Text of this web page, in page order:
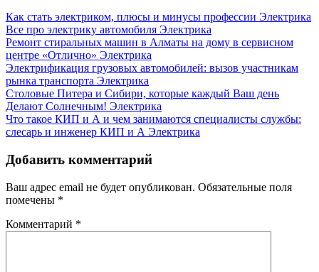
Как стать электриком, плюсы и минусы профессии Электрика
Все про электрику автомобиля Электрика
Ремонт стиральных машин в Алматы на дому в сервисном
центре «Отлично» Электрика
Электрификация грузовых автомобилей: вызов участникам
рынка транспорта Электрика
Столовые Питера и Сибири, которые каждый Ваш день
Делают Солнечным! Электрика
Что такое КИП и А и чем занимаются специалисты службы:
слесарь и инженер КИП и А Электрика
Добавить комментарий
Ваш адрес email не будет опубликован. Обязательные поля
помечены *
Комментарий *